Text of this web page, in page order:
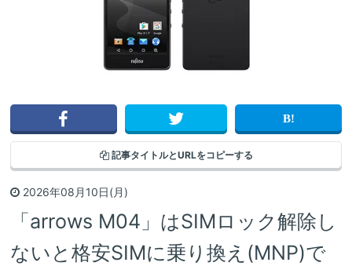
記事タイトルとURLをコピーする
2026年08月10日(月)
「arrows M04」はSIMロック解除し
ないと格安SIMに乗り換え(MNP)で